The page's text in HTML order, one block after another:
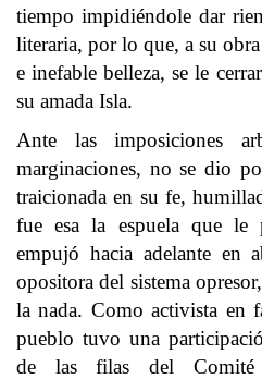
tiempo impidiéndole dar
literaria, por lo que, a su
e inefable belleza, se le
su amada Isla.
Ante las imposiciones
marginaciones, no se dio
traicionada en su fe,
fue esa la espuela que
empujó hacia adelante en
opositora del sistema
la nada. Como activista en
pueblo tuvo una
de las filas del Comité